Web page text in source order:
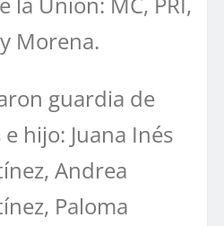
y Morena.
guardia de
hijo: Juana Inés
Andrea
Paloma